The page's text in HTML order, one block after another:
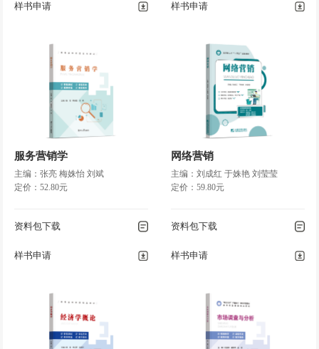
财产课税和行为课税
国际税收
非税收入
非税收入理论
第二节 非税收入形式
第三节 非税收入管理
第一节 公债概述
第十一章
政府预算及其管理体制
财政的定义与特征
政府预算的编制
样书申请 样书申请
服务营销学
主编：张亮 梅姝怡 刘斌
定价：52.80元
资料包下载
样书申请
网络营销
主编：刘成红 于姝艳 刘莹莹
定价：59.80元
资料包下载
样书申请